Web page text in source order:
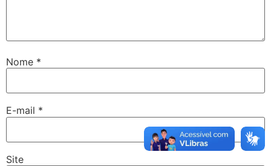
Nome *
E-mail *
Site